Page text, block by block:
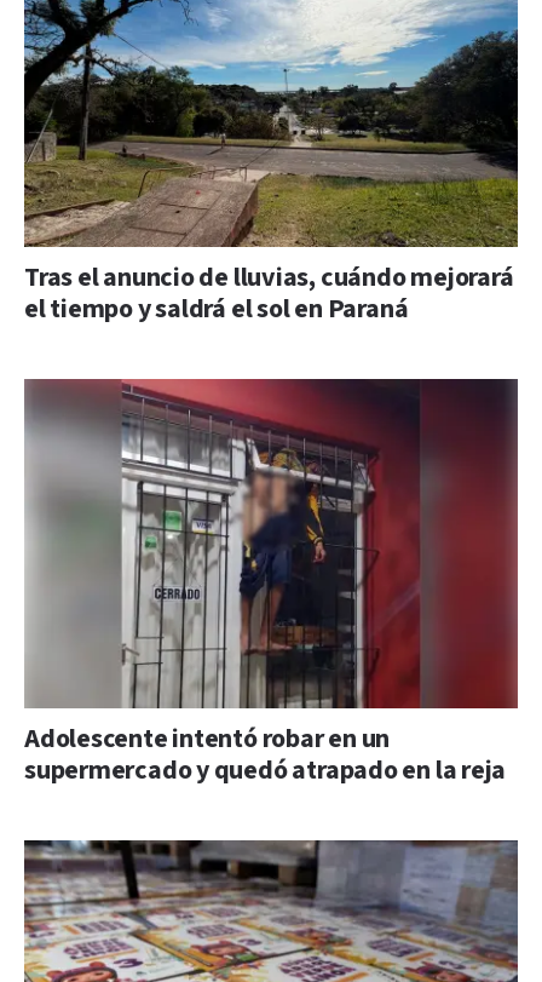
Tras el anuncio de lluvias, cuándo mejorará
el tiempo y saldrá el sol en Paraná
Adolescente intentó robar en un
supermercado y quedó atrapado en la reja